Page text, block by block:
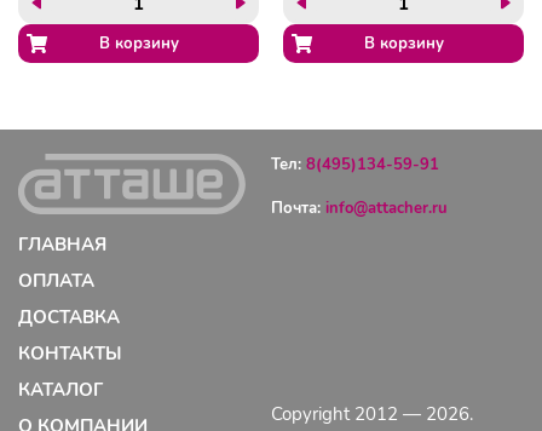
Тел: 8(495)134-59-91
Почта: info@attacher.ru
ГЛАВНАЯ
ОПЛАТА
ДОСТАВКА
КОНТАКТЫ
КАТАЛОГ
О КОМПАНИИ
Copyright 2012 — 2026.